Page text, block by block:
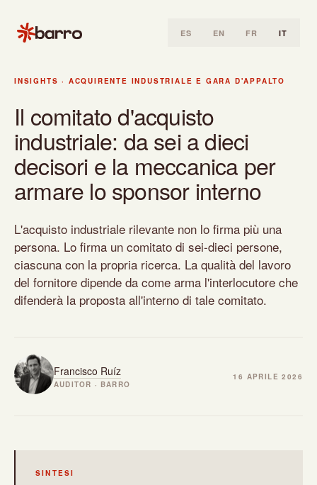
ES EN FR IT
Home
Acquirente industriale e gara d'appalto
Il comitato d'acquisto industriale: da sei a dieci decisori e
INSIGHTS · ACQUIRENTE INDUSTRIALE E GARA D'APPALTO
Il comitato d'acquisto
industriale: da sei a dieci
decisori e la meccanica per
armare lo sponsor interno
L'acquisto industriale rilevante non lo firma più una
persona. Lo firma un comitato di sei-dieci persone,
ciascuna con la propria ricerca. La qualità del lavoro
del fornitore dipende da come arma l'interlocutore che
difenderà la proposta all'interno di tale comitato.
Francisco Ruíz
AUDITOR · BARRO
16 APRILE 2026
SINTESI